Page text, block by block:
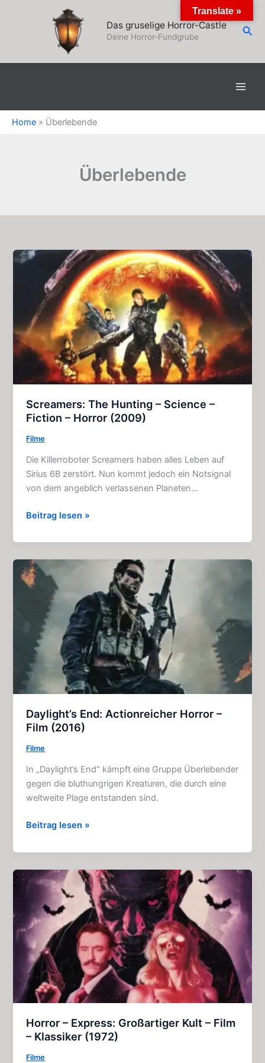
Das gruselige Horror-Castle
Deine Horror-Fundgrube
Home » Überlebende
Überlebende
Screamers: The Hunting – Science –
Fiction – Horror (2009)
Filme
Die Killerroboter Screamers haben alles Leben auf
Sirius 6B zerstört. Nun kommt jedoch ein Notsignal
von dem angeblich verlassenen Planeten…
Screamers:
Hunting
–
Science
–
Fiction
Horror
(2009)
Beitrag lesen »
Daylight’s End: Actionreicher Horror –
Film (2016)
Filme
In „Daylight’s End“ kämpft eine Gruppe Überlebender
gegen die bluthungrigen Kreaturen, die durch eine
weltweite Plage entstanden sind.
Daylight’s
Actionreicher
Horror
–
(2016)
Beitrag lesen »
Horror – Express: Großartiger Kult – Film
– Klassiker (1972)
Filme
Translate »